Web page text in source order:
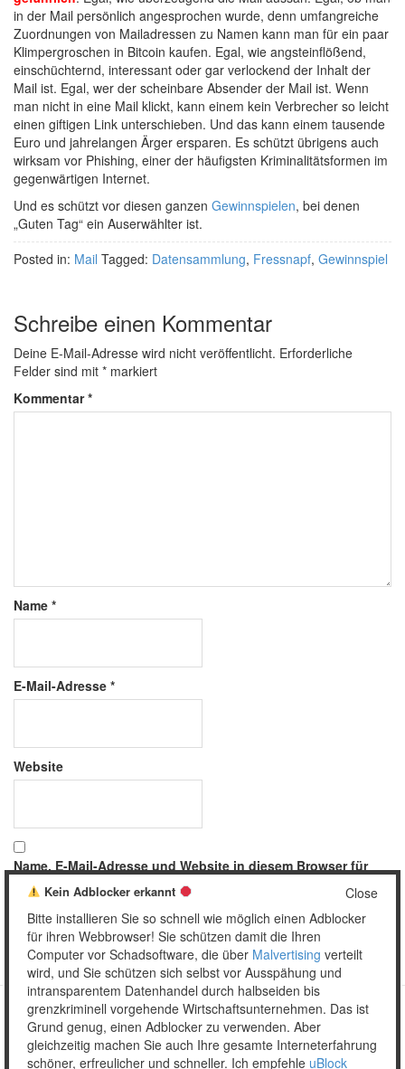
in der Mail persönlich angesprochen wurde, denn umfangreiche
Zuordnungen von Mailadressen zu Namen kann man für ein paar
Klimpergroschen in Bitcoin kaufen. Egal, wie angsteinflößend,
einschüchternd, interessant oder gar verlockend der Inhalt der
Mail ist. Egal, wer der scheinbare Absender der Mail ist. Wenn
man nicht in eine Mail klickt, kann einem kein Verbrecher so leicht
einen giftigen Link unterschieben. Und das kann einem tausende
Euro und jahrelangen Ärger ersparen. Es schützt übrigens auch
wirksam vor Phishing, einer der häufigsten Kriminalitätsformen im
gegenwärtigen Internet.
Und es schützt vor diesen ganzen Gewinnspielen, bei denen
„Guten Tag“ ein Auserwählter ist.
Posted in: Mail Tagged: Datensammlung, Fressnapf, Gewinnspiel
Schreibe einen Kommentar
Deine E-Mail-Adresse wird nicht veröffentlicht. Erforderliche
Felder sind mit * markiert
Kommentar*
Name *
E-Mail-Adresse *
Website
Name, E-Mail-Adresse und Website in diesem Browser für
meinen nächsten Kommentar speichern.
Copyright © 2026 Unser täglich Spam.
MobileWordPress Theme by themehall.com
Close
Kein Adblocker erkannt
Bitte installieren Sie so schnell wie möglich einen Adblocker
für ihren Webbrowser! Sie schützen damit die Ihren
Computer vor Schadsoftware, die über Malvertising verteilt
wird, und Sie schützen sich selbst vor Ausspähung und
intransparentem Datenhandel durch halbseiden bis
grenzkriminell vorgehende Wirtschaftsunternehmen. Das ist
Grund genug, einen Adblocker zu verwenden. Aber
gleichzeitig machen Sie auch Ihre gesamte Interneterfahrung
schöner, erfreulicher und schneller. Ich empfehle uBlock